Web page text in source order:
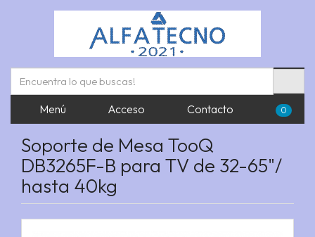
Menú Acceso Contacto 0
Soporte de Mesa TooQ
DB3265F-B para TV de 32-65"/
hasta 40kg